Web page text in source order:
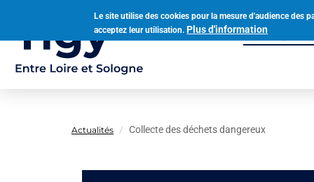
Le site utilise des cookies pour la mesure d'audience des
acceptez leur utilisation. Plus d'information
principal
principale
Municipalité
Actualités Collecte des déchets dangereux